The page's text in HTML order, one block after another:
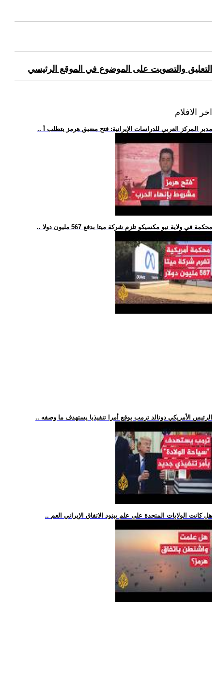
التعليق والتصويت على الموضوع في الموقع الرئيسي
اخر الافلام
.. مدير المركز العربي للدراسات الإيرانية: فتح مضيق هرمز يتطلب أ
.. محكمة في ولاية نيو مكسيكو تلزم شركة ميتا بدفع 567 مليون دولا
.. الرئيس الأمريكي دونالد ترمب يوقع أمرا تنفيذيا يستهدف ما وصفه
.. هل كانت الولايات المتحدة على علم ببنود الاتفاق الإيراني العم